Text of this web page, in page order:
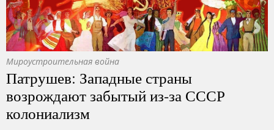
Мироустроительная война
Патрушев: Западные страны
возрождают забытый из-за СССР
колониализм